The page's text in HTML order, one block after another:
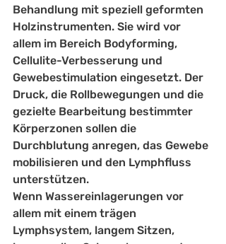
Behandlung mit speziell geformten
Holzinstrumenten. Sie wird vor
allem im Bereich Bodyforming,
Cellulite-Verbesserung und
Gewebestimulation eingesetzt. Der
Druck, die Rollbewegungen und die
gezielte Bearbeitung bestimmter
Körperzonen sollen die
Durchblutung anregen, das Gewebe
mobilisieren und den Lymphfluss
unterstützen.
Wenn Wassereinlagerungen vor
allem mit einem trägen
Lymphsystem, langem Sitzen,